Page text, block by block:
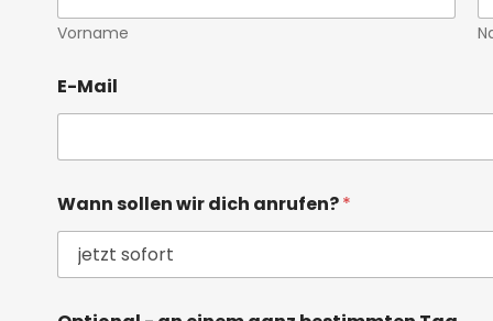
Vorname
E-Mail
Wann sollen wir dich anrufen?*